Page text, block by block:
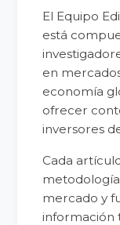
El Equipo
está
en
economía
ofrecer
inversores
Cada
metodología
mercado y
información